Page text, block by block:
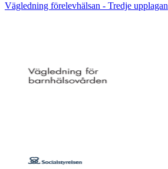
Vägledning förelevhälsan - Tredje upplagan